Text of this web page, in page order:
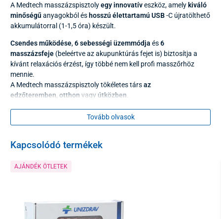
A Medtech masszázspisztolyegy innovatíveszköz, amelykiváló
minőségűanyagokból éshosszú élettartamú USB-C újratölthető
akkumulátorral (1-1,5 óra) készült.
Csendes működése,6 sebességi üzemmódja és6
masszázsfeje (beleértve az akupunktúrás fejet is) biztosítja a
kívánt relaxációs érzést, így többé nem kell profi masszőrhöz
mennie.
A Medtech masszázspisztoly tökéletes társaz
edzőteremben, otthon vagy útközben
Tovább olvasok
Kapcsolódó termékek
AJÁNDÉK ÖTLETEK